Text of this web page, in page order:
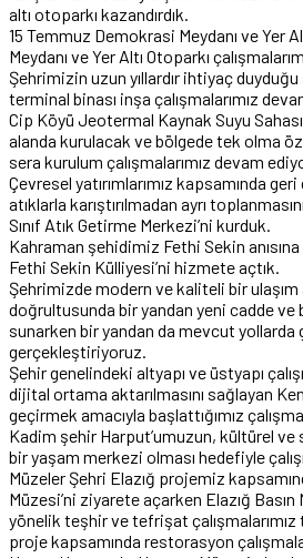
altı otoparkı kazandırdık.
15 Temmuz Demokrasi Meydanı ve Yer
Meydanı ve Yer Altı Otoparkı
Şehrimizin uzun yıllardır ihtiyaç
terminal binası inşa çalışmalarımız
Cip Köyü Jeotermal Kaynak Suyu
alanda kurulacak ve bölgede tek olma
sera kurulum çalışmalarımız devam
Çevresel yatırımlarımız kapsamında
atıklarla karıştırılmadan ayrı
Sınıf Atık Getirme Merkezi’ni kurduk.
Kahraman şehidimiz Fethi Sekin
Fethi Sekin Külliyesi’ni hizmete açtık.
Şehrimizde modern ve kaliteli bir
doğrultusunda bir yandan yeni cadde ve
sunarken bir yandan da mevcut yollarda
gerçekleştiriyoruz.
Şehir genelindeki altyapı ve üstyapı
dijital ortama aktarılmasını sağlayan
geçirmek amacıyla başlattığımız
Kadim şehir Harput’umuzun, kültürel
bir yaşam merkezi olması hedefiyle
Müzeler Şehri Elazığ projemiz
Müzesi’ni ziyarete açarken Elazığ Basın
yönelik teşhir ve tefrişat çalışmalarımız
proje kapsamında restorasyon